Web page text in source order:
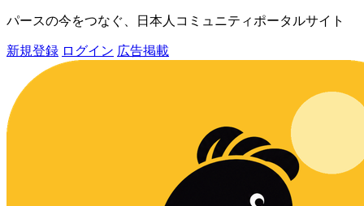
パースの今をつなぐ、日本人コミュニティポータルサイト
新規登録 ログイン 広告掲載